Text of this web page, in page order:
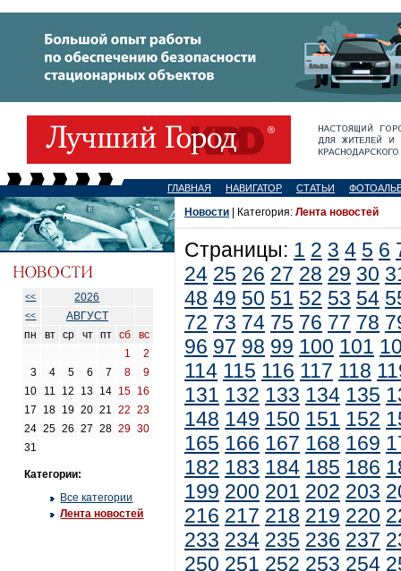
ГЛАВНАЯ НАВИГАТОР СТАТЬИ
<< 2026
<<
АВГУСТ
пн
вт ср чт пт сб
вс
1
2
3
4 5 6 7 8
9
10
11 12 13 14 15 16
17
18 19 20 21 22
23
24 25 26 27 28 29 30
31
Категории:
Все категории
Лента новостей
Новости | Категория: Лента новостей
Страницы: 1 2 3 4 5 6
24 25 26 27 28 29 30
48 49 50 51 52 53 54
72 73 74 75 76 77 78
96 97 98 99 100 101
114 115 116 117 118
131 132 133 134 135
148 149 150 151 152
165 166 167 168 169
182 183 184 185 186
199 200 201 202 203
216 217 218 219 220
233 234 235 236 237
250 251 252 253 254